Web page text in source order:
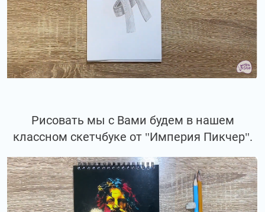
Рисовать мы с Вами будем в нашем
классном скетчбуке от "Империя Пикчер".